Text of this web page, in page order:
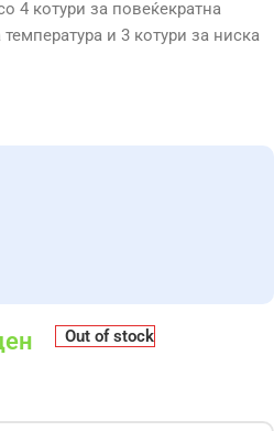
4 котури за повеќекратна
и 3 котури за ниска
Out of stock